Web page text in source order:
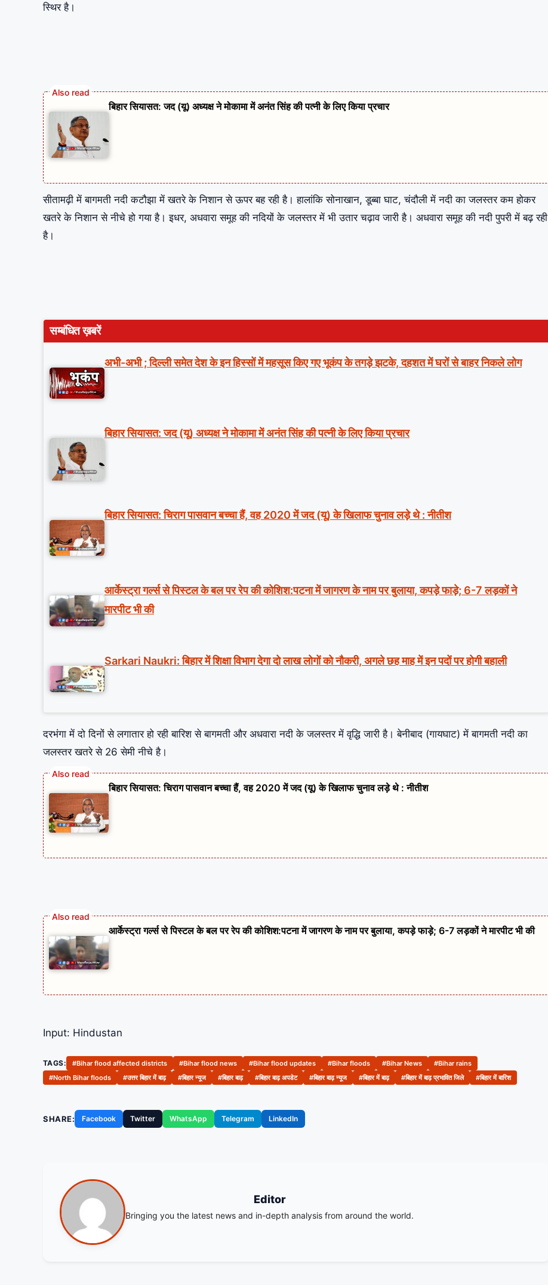
स्थिर है।
बिहार सियासत: जद (यू) अध्यक्ष ने मोकामा में अनंत सिंह की पत्नी के लिए किया प्रचार
सीतामढ़ी में बागमती नदी कटौझा में खतरे के निशान से ऊपर बह रही है। हालांकि सोनाखान, डूब्बा घाट, चंदौली में नदी का जलस्तर कम होकर
खतरे के निशान से नीचे हो गया है। इधर, अधवारा समूह की नदियों के जलस्तर में भी उतार चढ़ाव जारी है। अधवारा समूह की नदी पुपरी में बढ़ रही
है।
सम्बंधित ख़बरें
अभी-अभी ; दिल्ली समेत देश के इन हिस्सों में महसूस किए गए भूकंप के तगड़े झटके, दहशत में घरों से बाहर निकले लोग
बिहार सियासत: जद (यू) अध्यक्ष ने मोकामा में अनंत सिंह की पत्नी के लिए किया प्रचार
बिहार सियासत: चिराग पासवान बच्चा हैं, वह 2020 में जद (यू) के खिलाफ चुनाव लड़े थे : नीतीश
आर्केस्ट्रा गर्ल्स से पिस्टल के बल पर रेप की कोशिश:पटना में जागरण के नाम पर बुलाया, कपड़े फाड़े; 6-7 लड़कों ने
मारपीट भी की
Sarkari Naukri: बिहार में शिक्षा विभाग देगा दो लाख लोगों को नौकरी, अगले छह माह में इन पदों पर होगी बहाली
दरभंगा में दो दिनों से लगातार हो रही बारिश से बागमती और अधवारा नदी के जलस्तर में वृद्धि जारी है। बेनीबाद (गायघाट) में बागमती नदी का
जलस्तर खतरे से 26 सेमी नीचे है।
बिहार सियासत: चिराग पासवान बच्चा हैं, वह 2020 में जद (यू) के खिलाफ चुनाव लड़े थे : नीतीश
आर्केस्ट्रा गर्ल्स से पिस्टल के बल पर रेप की कोशिश:पटना में जागरण के नाम पर बुलाया, कपड़े फाड़े; 6-7 लड़कों ने मारपीट भी की
Input: Hindustan
TAGS: #Bihar flood affected districts #Bihar flood news #Bihar flood updates #Bihar floods #Bihar News
#Bihar rains
#North Bihar floods
#उत्तर बिहार में बाढ़ #बिहार न्यूज #बिहार बाढ़ #बिहार बाढ़ अपडेट #बिहार बाढ़ न्यूज #बिहार में बाढ़ #बिहार में बाढ़ प्रभावित जिले #बिहार में बारिश
SHARE: Facebook Twitter WhatsApp Telegram LinkedIn
Editor
Bringing you the latest news and in-depth analysis from around the world.